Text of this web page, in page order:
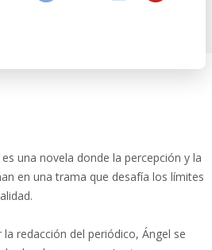
una novela donde la percepción y la
en una trama que desafía los límites
redacción del periódico, Ángel se